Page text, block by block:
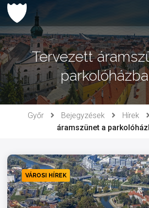
Ugrás
tartalomhoz
Tervezett
Győr Bejegyzések Hírek
áramszünet a
VÁROSI HÍREK